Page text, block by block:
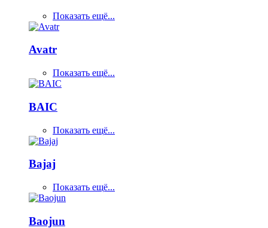
Показать ещё...
Avatr
Показать ещё...
BAIC
Показать ещё...
Bajaj
Показать ещё...
Baojun